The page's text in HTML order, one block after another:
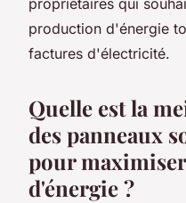
production d'énergie
factures d'électricité.
Quelle est la
des panneaux
pour
d'énergie ?